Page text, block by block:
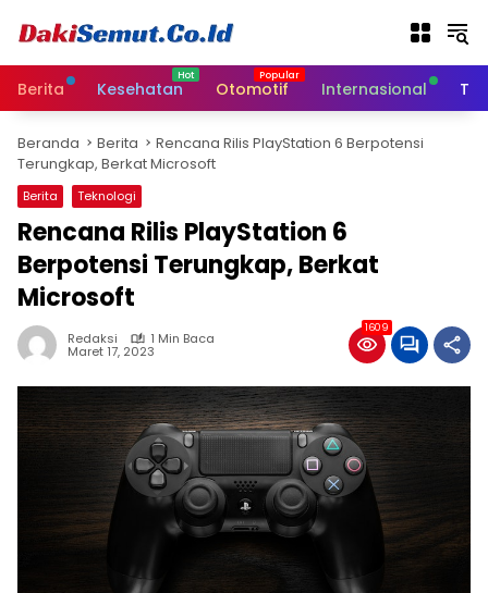
Berita Kesehatan Otomotif Internasional
Beranda Berita
Rencana Rilis PlayStation 6 Berpotensi
Terungkap, Berkat Microsoft
Berita Teknologi
Rencana Rilis PlayStation 6
Berpotensi Terungkap, Berkat
Microsoft
Redaksi 1 Min Baca
Maret 17, 2023
1609